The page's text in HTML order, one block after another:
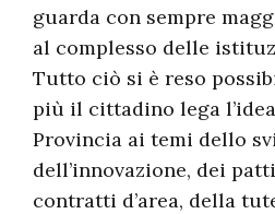
guarda con sempre
al complesso delle
Tutto ciò si è reso
più il cittadino lega
Provincia ai temi dello
dell’innovazione, dei
contratti d’area, della